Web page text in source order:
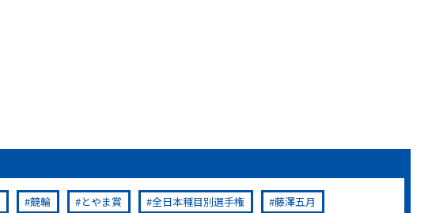
競輪 とやま賞 全日本種目別選手権
藤澤五月